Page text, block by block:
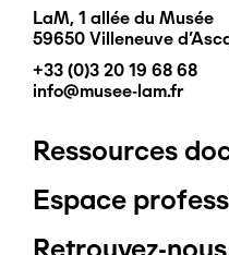
LaM, 1 allée du Musée
59650 Villeneuve
+33 (0)3 20 19 68 68
info@musee-lam.fr
Pied
de
Ressources
Espace
Retrouvez-